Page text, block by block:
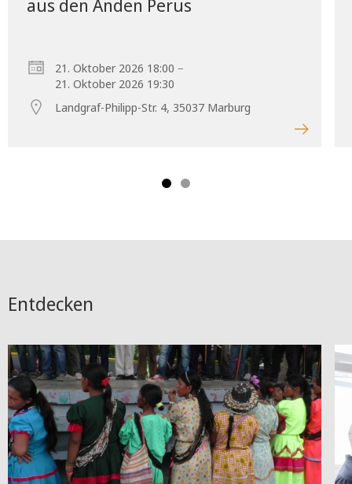
aus den Anden Perus
21. Oktober 2026 18:00 –
21. Oktober 2026 19:30
Landgraf-Philipp-Str. 4, 35037 Marburg
Entdecken